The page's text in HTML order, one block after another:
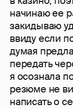
начинаю ее
закидываю
ввиду если
думая
передать
я осознала
резюме не
написать о